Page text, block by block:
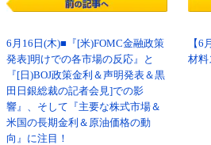
6月16日(木)■『[米)FOMC金融政策
発表]明けでの各市場の反応』と
『[日)BOJ政策金利＆声明発表＆黒
田日銀総裁の記者会見]での影
響』、そして『主要な株式市場＆
米国の長期金利＆原油価格の動
向』に注目！
【6
材料